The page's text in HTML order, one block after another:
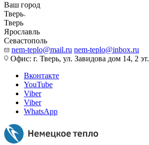
Ваш город
Тверь
Тверь
Ярославль
Севастополь
nem-teplo@mail.ru nem-teplo@inbox.ru
Офис: г. Тверь, ул. Завидова дом 14, 2 эт.
Вконтакте
YouTube
Viber
Viber
WhatsApp